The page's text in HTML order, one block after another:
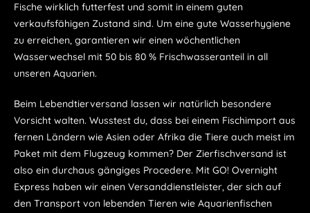
Fische wirklich futterfest und somit in einem guten
verkaufsfähigen Zustand sind. Um eine gute Wasserhygiene
zu erreichen, garantieren wir einen wöchentlichen
Wasserwechsel mit 50 bis 80 % Frischwasseranteil in all
unseren Aquarien.
Beim Lebendtierversand lassen wir natürlich besondere
Vorsicht walten. Wusstest du, dass bei einem Fischimport aus
fernen Ländern wie Asien oder Afrika die Tiere auch meist im
Paket mit dem Flugzeug kommen? Der Zierfischversand ist
also ein durchaus gängiges Procedere. Mit GO! Overnight
Express haben wir einen Versanddienstleister, der sich auf
den Transport von lebenden Tieren wie Aquarienfischen